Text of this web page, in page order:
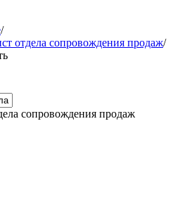
/
отдела сопровождения продаж/
сопровождения продаж